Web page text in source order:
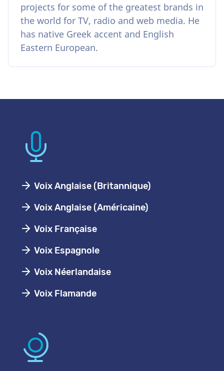
projects for some of the greatest brands in
the world for TV, radio and web media. He
has native Greek accent and English
Eastern European.
Voix Anglaise (Britannique)
Voix Anglaise (Américaine)
Voix Française
Voix Espagnole
Voix Néerlandaise
Voix Flamande